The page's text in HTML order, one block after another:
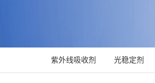
紫外线吸收剂 光稳定剂